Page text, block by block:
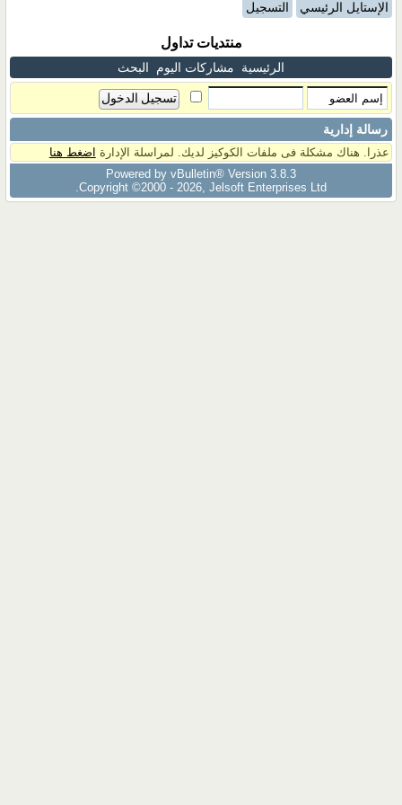
الإستايل الرئيسي التسجيل
منتديات تداول
الرئيسية مشاركات اليوم البحث
رسالة إدارية
عذرا. هناك مشكلة فى ملفات الكوكيز لديك. لمراسلة الإدارة اضغط هنا
Powered by vBulletin® Version 3.8.3
Copyright ©2000 - 2026, Jelsoft Enterprises Ltd.